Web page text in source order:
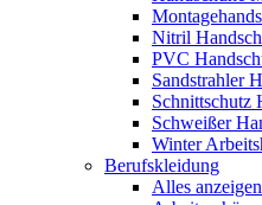
Nitril
PVC
Sandstrahler
Schnittschutz
Schweißer
Winter
Berufskleidung
Alles